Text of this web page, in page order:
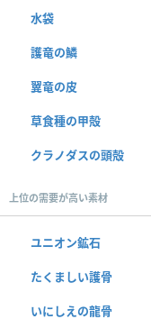
水袋
護竜の鱗
翼竜の皮
草食種の甲殻
クラノダスの頭殻
上位の需要が高い素材
ユニオン鉱石
たくましい護骨
いにしえの龍骨